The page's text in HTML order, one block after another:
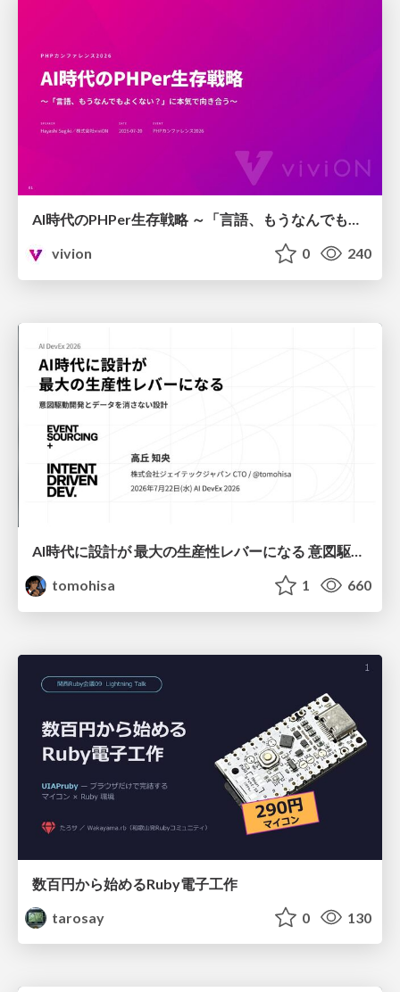
vivion
0 240
AI時代に設計が 最大の生産性レバーになる 意図駆動開発とデータを消さない設計｜Don't Delete Your Data or Your Intent — Design as the Deepest Lever in the AI Era
tomohisa
1 660
数百円から始めるRuby電子工作
tarosay
0 130